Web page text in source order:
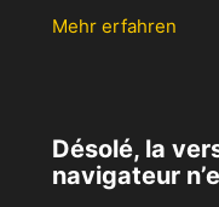
Mehr erfahren
Désolé, la
navigateur